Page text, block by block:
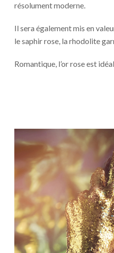
résolument moderne.
Il sera également mis en
le saphir rose, la rhodolite
Romantique, l’or rose est